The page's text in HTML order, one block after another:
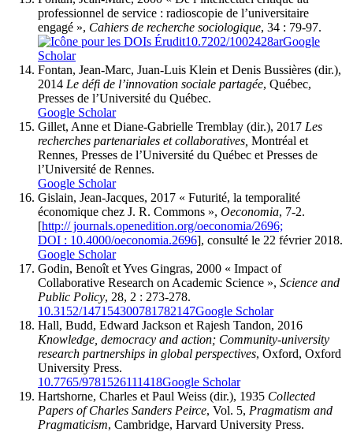
professionnel de service : radioscopie de l’universitaire
engagé », Cahiers de recherche sociologique, 34 : 79-97.
10.7202/1002428arGoogle
Scholar
Fontan, Jean-Marc, Juan-Luis Klein et Denis Bussières (dir.),
2014 Le défi de l’innovation sociale partagée, Québec,
Presses de l’Université du Québec.
Google Scholar
Gillet, Anne et Diane-Gabrielle Tremblay (dir.), 2017 Les
recherches partenariales et collaboratives, Montréal et
Rennes, Presses de l’Université du Québec et Presses de
l’Université de Rennes.
Google Scholar
Gislain, Jean-Jacques, 2017 « Futurité, la temporalité
économique chez J. R. Commons », Oeconomia, 7-2.
[http:// journals.openedition.org/oeconomia/2696;
DOI : 10.4000/oeconomia.2696], consulté le 22 février 2018.
Google Scholar
Godin, Benoît et Yves Gingras, 2000 « Impact of
Collaborative Research on Academic Science », Science and
Public Policy, 28, 2 : 273-278.
10.3152/147154300781782147Google Scholar
Hall, Budd, Edward Jackson et Rajesh Tandon, 2016
Knowledge, democracy and action; Community-university
research partnerships in global perspectives, Oxford, Oxford
University Press.
10.7765/9781526111418Google Scholar
Hartshorne, Charles et Paul Weiss (dir.), 1935 Collected
Papers of Charles Sanders Peirce, Vol. 5, Pragmatism and
Pragmaticism, Cambridge, Harvard University Press.